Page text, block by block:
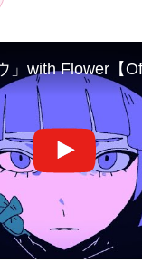
」with Flower【